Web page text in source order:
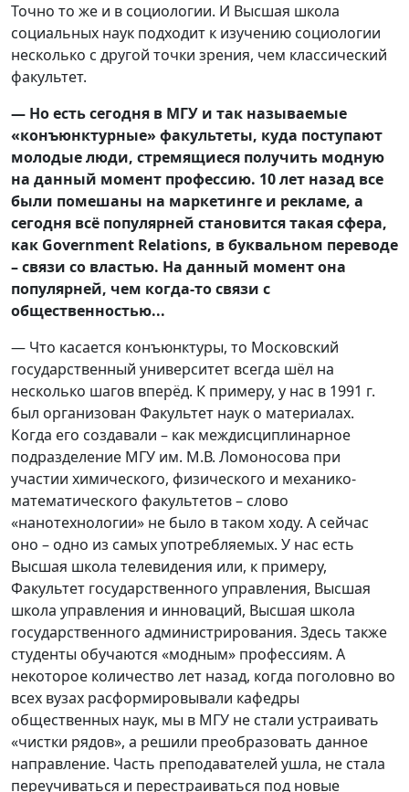
Точно то же и в социологии. И Высшая школа
социальных наук подходит к изучению социологии
несколько с другой точки зрения, чем классический
факультет.
— Но есть сегодня в МГУ и так называемые
«конъюнктурные» факультеты, куда поступают
молодые люди, стремящиеся получить модную
на данный момент профессию. 10 лет назад все
были помешаны на маркетинге и рекламе, а
сегодня всё популярней становится такая сфера,
как Government Relations, в буквальном переводе
– связи со властью. На данный момент она
популярней, чем когда-то связи с
общественностью...
— Что касается конъюнктуры, то Московский
государственный университет всегда шёл на
несколько шагов вперёд. К примеру, у нас в 1991 г.
был организован Факультет наук о материалах.
Когда его создавали – как междисциплинарное
подразделение МГУ им. М.В. Ломоносова при
участии химического, физического и механико-
математического факультетов – слово
«нанотехнологии» не было в таком ходу. А сейчас
оно – одно из самых употребляемых. У нас есть
Высшая школа телевидения или, к примеру,
Факультет государственного управления, Высшая
школа управления и инноваций, Высшая школа
государственного администрирования. Здесь также
студенты обучаются «модным» профессиям. А
некоторое количество лет назад, когда поголовно во
всех вузах расформировывали кафедры
общественных наук, мы в МГУ не стали устраивать
«чистки рядов», а решили преобразовать данное
направление. Часть преподавателей ушла, не стала
переучиваться и перестраиваться под новые